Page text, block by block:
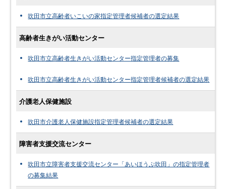
吹田市立高齢者いこいの家指定管理者候補者の選定結果
高齢者生きがい活動センター
吹田市立高齢者生きがい活動センター指定管理者の募集
吹田市立高齢者生きがい活動センター指定管理者候補者の選定結果
介護老人保健施設
吹田市介護老人保健施設指定管理者候補者の選定結果
障害者支援交流センター
吹田市立障害者支援交流センター「あいほうぷ吹田」の指定管理者
の募集結果